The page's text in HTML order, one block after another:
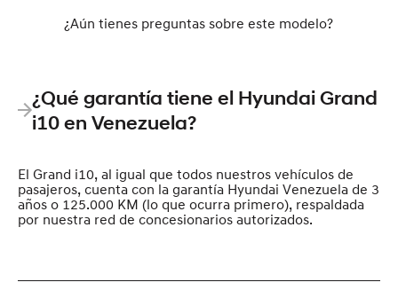
¿Aún tienes preguntas sobre este modelo?
¿Qué garantía tiene el Hyundai Grand
i10 en Venezuela?
El Grand i10, al igual que todos nuestros vehículos de
pasajeros, cuenta con la garantía Hyundai Venezuela de 3
años o 125.000 KM (lo que ocurra primero), respaldada
por nuestra red de concesionarios autorizados.